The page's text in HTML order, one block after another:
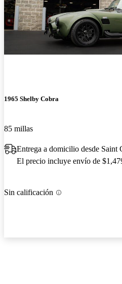
1965 Shelby Cobra
85 millas
Entrega a domicilio desde Saint
El precio incluye envío de
Sin calificación